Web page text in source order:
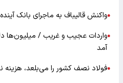
●واکنش قالیباف به ماجرای بانک
●واردات عجیب و غریب / میلیون‌ها
آمد
●فولاد نصف کشور را می‌بلعد، هزینه